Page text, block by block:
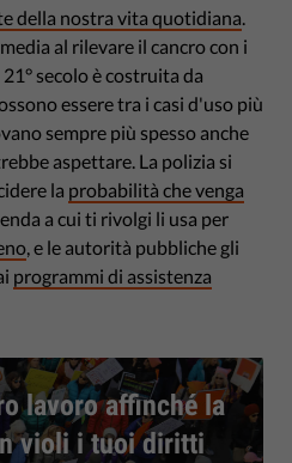
della nostra vita quotidiana
al rilevare il cancro con i
secolo è costruita da
essere tra i casi d'uso più
sempre più spesso anche
aspettare. La polizia si
la probabilità che venga
a cui ti rivolgi li usa per
, e le autorità pubbliche gli
programmi di assistenza
lavoro affinché la
violi i tuoi diritti